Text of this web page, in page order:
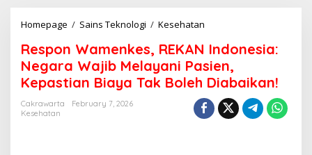
Homepage / Sains Teknologi / Kesehatan
p
o
n
W
a
Respon Wamenkes, REKAN Indonesia:
Negara Wajib Melayani Pasien,
Kepastian Biaya Tak Boleh Diabaikan!
Cakrawarta
February 7, 2026
Kesehatan